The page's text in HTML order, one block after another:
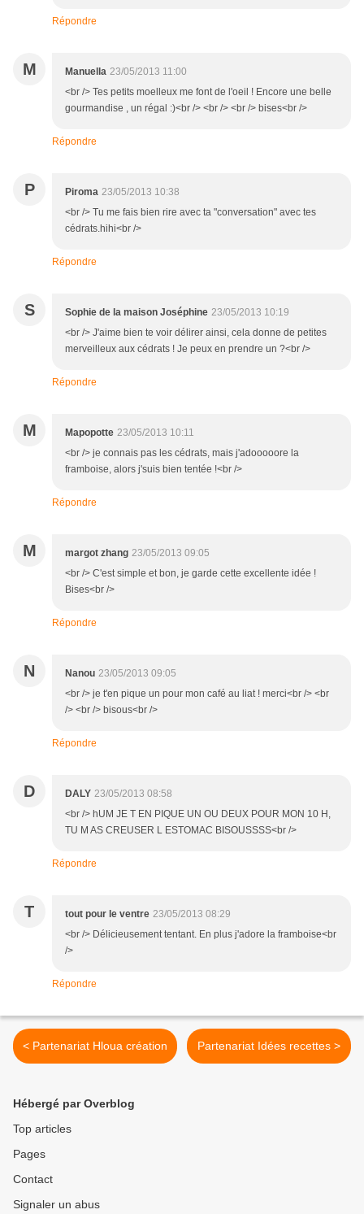
Répondre
M Manuella 23/05/2013 11:00
<br /> Tes petits moelleux me font de l'oeil ! Encore une belle
gourmandise , un régal :)<br /> <br /> <br /> bises<br />
Répondre
P Piroma 23/05/2013 10:38
<br /> Tu me fais bien rire avec ta "conversation" avec tes
cédrats.hihi<br />
Répondre
S Sophie de la maison Joséphine 23/05/2013 10:19
<br /> J'aime bien te voir délirer ainsi, cela donne de petites
merveilleux aux cédrats ! Je peux en prendre un ?<br />
Répondre
M Mapopotte 23/05/2013 10:11
<br /> je connais pas les cédrats, mais j'adooooore la
framboise, alors j'suis bien tentée !<br />
Répondre
M margot zhang 23/05/2013 09:05
<br /> C'est simple et bon, je garde cette excellente idée !
Bises<br />
Répondre
N Nanou 23/05/2013 09:05
<br /> je t'en pique un pour mon café au liat ! merci<br /> <br
/> <br /> bisous<br />
Répondre
D DALY 23/05/2013 08:58
<br /> hUM JE T EN PIQUE UN OU DEUX POUR MON 10 H,
TU M AS CREUSER L ESTOMAC BISOUSSSS<br />
Répondre
T tout pour le ventre 23/05/2013 08:29
<br /> Délicieusement tentant. En plus j'adore la framboise<br
/>
Répondre
< Partenariat Hloua création Partenariat Idées recettes >
Hébergé par Overblog
Top articles
Pages
Contact
Signaler un abus